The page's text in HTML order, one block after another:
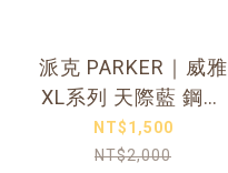
派克 PARKER｜威雅
XL系列 天際藍 鋼筆
（限定）
NT$1,500
NT$2,000